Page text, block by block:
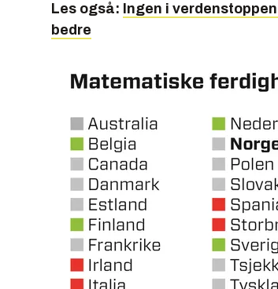
Les også: Ingen i
bedre